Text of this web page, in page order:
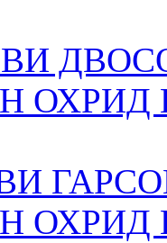
ОХРИД
ОХРИД